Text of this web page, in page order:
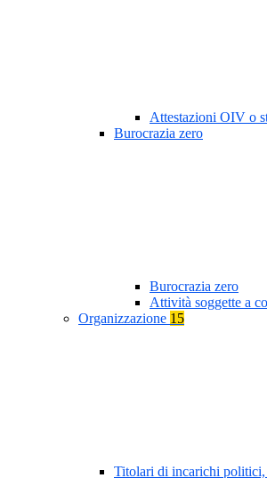
Attestazioni OIV o
Burocrazia zero
Burocrazia zero
Attività soggette a
Organizzazione 15
Titolari di incarichi politici,